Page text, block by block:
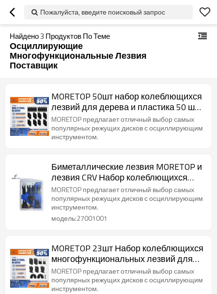
Пожалуйста, введите поисковый запрос
Найдено3 Продуктов По Теме
Осциллирующие
Многофункциональные Лезвия
Поставщик
MORETOP 50шт набор колеблющихся
лезвий для дерева и пластика 50 шт.
в упаковке
MORETOP предлагает отличный выбор самых
популярных режущих дисков с осциллирующим
инструментом.
Биметаллические лезвия MORETOP и
лезвия CRV Набор колеблющихся
многофункциональных лезвий для
пиления и резки, 8 шт. в упаковке
27001001
MORETOP предлагает отличный выбор самых
популярных режущих дисков с осциллирующим
инструментом.
модель:27001001
MORETOP 23шт Набор колеблющихся
многофункциональных лезвий для
дерева и металла 23 шт. в упаковке
MORETOP предлагает отличный выбор самых
популярных режущих дисков с осциллирующим
инструментом.